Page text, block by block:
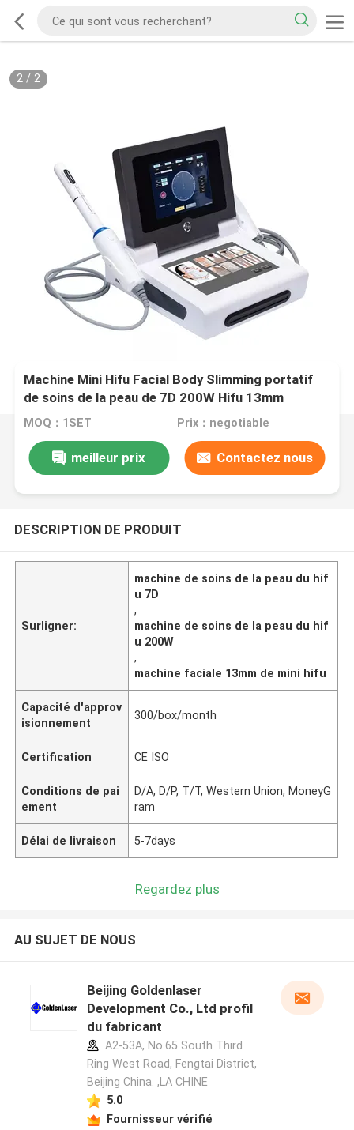
2/ 2
Machine Mini Hifu Facial Body Slimming portatif
de soins de la peau de 7D 200W Hifu 13mm
MOQ：1SET Prix：negotiable
meilleur prix Contactez nous
DESCRIPTION DE PRODUIT
Surligner:
machine de soins de la peau du hif
u 7D
,
machine de soins de la peau du hif
u 200W
,
machine faciale 13mm de mini hifu
Capacité d'approv
isionnement
300/box/month
Certification CE ISO
Conditions de pai
ement
D/A, D/P, T/T, Western Union, MoneyG
ram
Délai de livraison 5-7days
Regardez plus
AU SUJET DE NOUS
Beijing Goldenlaser
Development Co., Ltd profil
du fabricant
A2-53A, No.65 South Third
Ring West Road, Fengtai District,
Beijing China. ,LA CHINE
5.0
Fournisseur vérifié